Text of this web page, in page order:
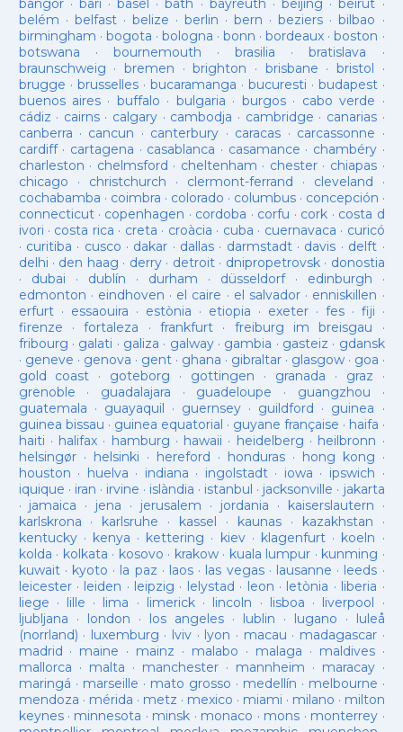
bangor· bari · basel · bath · bayreuth · beijing · beirut ·
belém · belfast· belize · berlin ·bern ·beziers ·bilbao ·
birmingham · bogota · bologna ·bonn ·bordeaux ·boston ·
botswana · bournemouth ·brasilia ·bratislava ·
braunschweig · bremen ·brighton · brisbane · bristol ·
brugge · brusselles· bucaramanga · bucuresti · budapest·
buenos aires· buffalo · bulgaria · burgos· cabo verde ·
cádiz · cairns· calgary · cambodja · cambridge · canarias·
canberra · cancun · canterbury · caracas · carcassonne ·
cardiff· cartagena · casablanca · casamance · chambéry·
charleston · chelmsford · cheltenham · chester· chiapas ·
chicago · christchurch · clermont-ferrand · cleveland ·
cochabamba · coimbra · colorado · columbus· concepción ·
connecticut· copenhagen · cordoba · corfu · cork · costa d
ivori · costa rica · creta · croàcia · cuba · cuernavaca · curicó
· curitiba · cusco · dakar · dallas · darmstadt· davis · delft ·
delhi · den haag · derry· detroit· dnipropetrovsk· donostia
· dubai · dublín · durham · düsseldorf· edinburgh ·
edmonton · eindhoven · el caire · el salvador · enniskillen ·
erfurt· essaouira · estònia · etiopia · exeter· fes· fiji ·
firenze ·fortaleza · frankfurt· freiburg im breisgau ·
fribourg · galati · galiza · galway· gambia · gasteiz · gdansk
· geneve · genova · gent· ghana · gibraltar· glasgow· goa ·
gold coast · goteborg · gottingen · granada · graz ·
grenoble · guadalajara · guadeloupe · guangzhou ·
guatemala · guayaquil · guernsey· guildford · guinea ·
guinea bissau · guinea equatorial · guyane française · haifa ·
haiti · halifax · hamburg · hawaii · heidelberg · heilbronn ·
helsingør· helsinki · hereford · honduras· hong kong ·
houston · huelva · indiana · ingolstadt· iowa · ipswich ·
iquique · iran · irvine · islàndia · istanbul · jacksonville · jakarta
· jamaica · jena · jerusalem · jordania · kaiserslautern ·
karlskrona · karlsruhe · kassel · kaunas· kazakhstan ·
kentucky· kenya · kettering · kiev· klagenfurt · koeln ·
kolda · kolkata · kosovo · krakow· kuala lumpur · kunming ·
kuwait· kyoto · la paz · laos· las vegas· lausanne · leeds ·
leicester· leiden · leipzig · lelystad · leon · letònia · liberia ·
liege · lille · lima · limerick· lincoln · lisboa · liverpool ·
ljubljana · london · los angeles· lublin · lugano · luleå
(norrland) · luxemburg · lviv · lyon · macau · madagascar·
madrid · maine · mainz · malabo · malaga · maldives·
mallorca · malta · manchester· mannheim · maracay·
maringá · marseille · mato grosso · medellín · melbourne ·
mendoza · mérida · metz · mexico · miami · milano · milton
keynes· minnesota · minsk · monaco · mons · monterrey ·